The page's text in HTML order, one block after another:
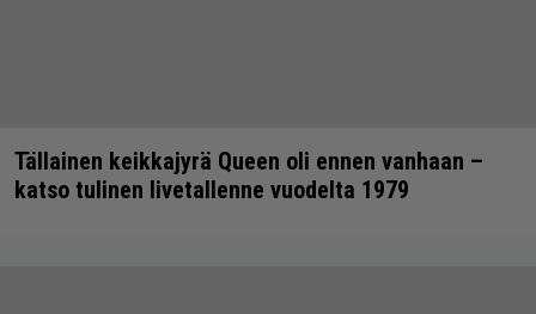
Tällainen keikkajyrä Queen oli ennen vanhaan –
katso tulinen livetallenne vuodelta 1979